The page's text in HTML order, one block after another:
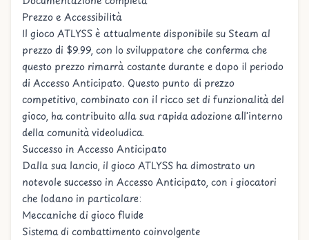
Prezzo e Accessibilità
Il gioco ATLYSS è attualmente disponibile su Steam al
prezzo di $9.99, con lo sviluppatore che conferma che
questo prezzo rimarrà costante durante e dopo il periodo
di Accesso Anticipato. Questo punto di prezzo
competitivo, combinato con il ricco set di funzionalità del
gioco, ha contribuito alla sua rapida adozione all'interno
della comunità videoludica.
Successo in Accesso Anticipato
Dalla sua lancio, il gioco ATLYSS ha dimostrato un
notevole successo in Accesso Anticipato, con i giocatori
che lodano in particolare:
Meccaniche di gioco fluide
Sistema di combattimento coinvolgente